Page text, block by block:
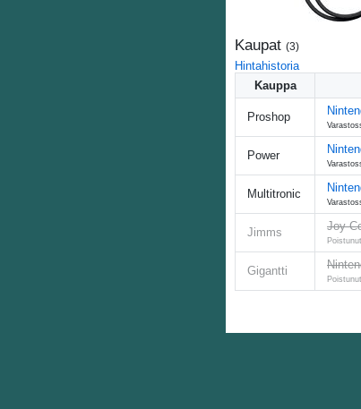
Kaupat (3)
Hintahistoria
Kauppa
Proshop
Power
Multitronic
Jimms Joy-
Gigantti